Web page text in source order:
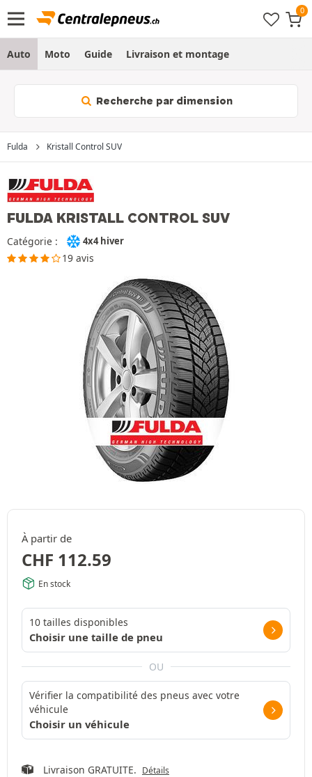
Auto Moto Guide Livraison et montage
Recherche par dimension
Fulda Kristall Control SUV
FULDA KRISTALL CONTROL SUV
Catégorie : 4x4 hiver
19 avis
À partir de
CHF 112.59
En stock
10 tailles disponibles
Choisir une taille de pneu
OU
Vérifier la compatibilité des pneus avec votre
véhicule
Choisir un véhicule
Livraison GRATUITE. Détails